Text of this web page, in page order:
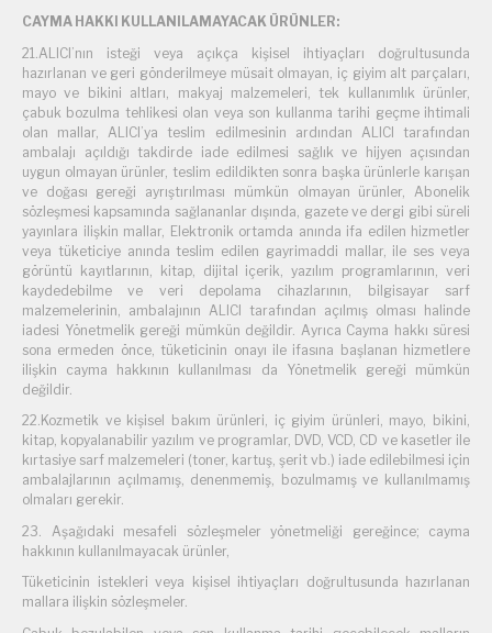
CAYMA HAKKI KULLANILAMAYACAK ÜRÜNLER:
21.ALICI’nın isteği veya açıkça kişisel ihtiyaçları doğrultusunda
hazırlanan ve geri gönderilmeye müsait olmayan, iç giyim alt parçaları,
mayo ve bikini altları, makyaj malzemeleri, tek kullanımlık ürünler,
çabuk bozulma tehlikesi olan veya son kullanma tarihi geçme ihtimali
olan mallar, ALICI’ya teslim edilmesinin ardından ALICI tarafından
ambalajı açıldığı takdirde iade edilmesi sağlık ve hijyen açısından
uygun olmayan ürünler, teslim edildikten sonra başka ürünlerle karışan
ve doğası gereği ayrıştırılması mümkün olmayan ürünler, Abonelik
sözleşmesi kapsamında sağlananlar dışında, gazete ve dergi gibi süreli
yayınlara ilişkin mallar, Elektronik ortamda anında ifa edilen hizmetler
veya tüketiciye anında teslim edilen gayrimaddi mallar, ile ses veya
görüntü kayıtlarının, kitap, dijital içerik, yazılım programlarının, veri
kaydedebilme ve veri depolama cihazlarının, bilgisayar sarf
malzemelerinin, ambalajının ALICI tarafından açılmış olması halinde
iadesi Yönetmelik gereği mümkün değildir. Ayrıca Cayma hakkı süresi
sona ermeden önce, tüketicinin onayı ile ifasına başlanan hizmetlere
ilişkin cayma hakkının kullanılması da Yönetmelik gereği mümkün
değildir.
22.Kozmetik ve kişisel bakım ürünleri, iç giyim ürünleri, mayo, bikini,
kitap, kopyalanabilir yazılım ve programlar, DVD, VCD, CD ve kasetler ile
kırtasiye sarf malzemeleri (toner, kartuş, şerit vb.) iade edilebilmesi için
ambalajlarının açılmamış, denenmemiş, bozulmamış ve kullanılmamış
olmaları gerekir.
23. Aşağıdaki mesafeli sözleşmeler yönetmeliği gereğince; cayma
hakkının kullanılmayacak ürünler,
Tüketicinin istekleri veya kişisel ihtiyaçları doğrultusunda hazırlanan
mallara ilişkin sözleşmeler.